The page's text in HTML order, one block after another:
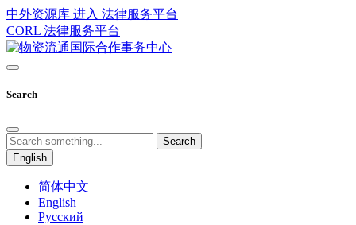
中外资源库 进入 法律服务平台
CORL 法律服务平台
Search
Search
English
简体中文
English
Русский